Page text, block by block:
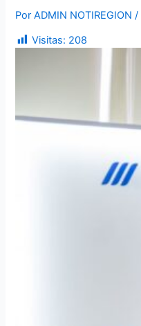
PorADMIN NOTIREGION/
Visitas: 208